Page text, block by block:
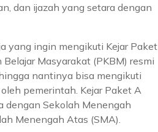
dan ijazah yang setara dengan
yang ingin mengikuti Kejar Paket
Masyarakat (PKBM) resmi
nantinya bisa mengikuti
pemerintah. Kejar Paket A
dengan Sekolah Menengah
Menengah Atas (SMA).